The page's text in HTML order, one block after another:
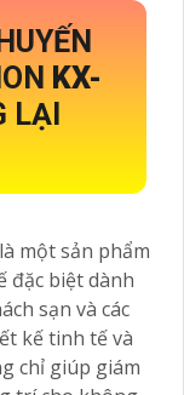
KX-
LẠI
là một sản phẩm
đặc biệt dành
sạn và các
kế tinh tế và
chỉ giúp giám